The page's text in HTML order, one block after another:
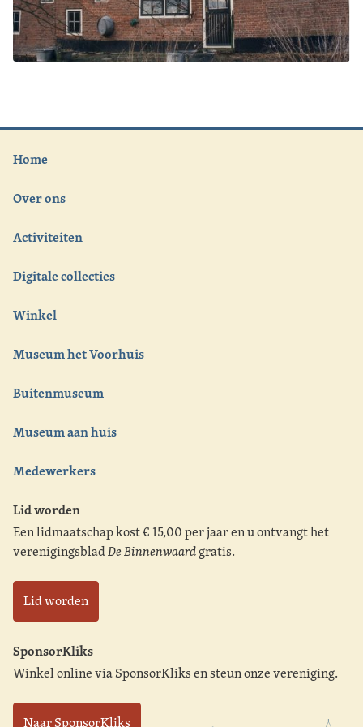
Home
Over ons
Activiteiten
Digitale collecties
Winkel
Museum het Voorhuis
Buitenmuseum
Museum aan huis
Medewerkers
Lid worden
Een lidmaatschap kost € 15,00 per jaar en u ontvangt het
verenigingsbladDe Binnenwaardgratis.
Lid worden
SponsorKliks
Winkel online via SponsorKliks en steun onze vereniging.
Naar SponsorKliks